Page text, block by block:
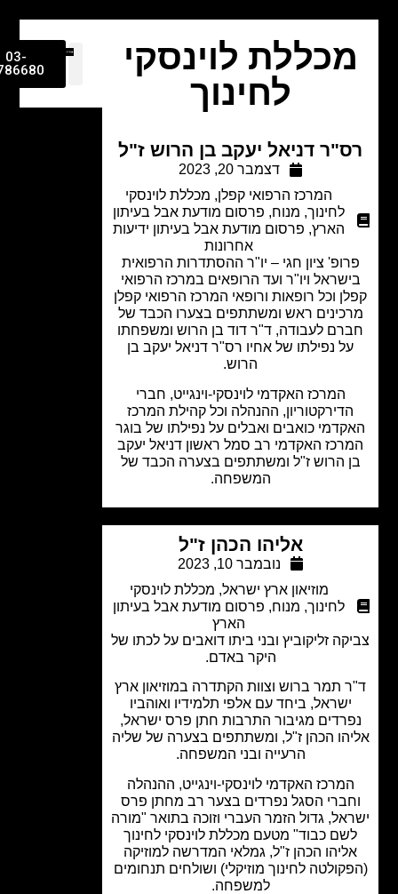
לוינסקי
לחינוך
דניאל יעקב בן הרוש ז"ל
דצמבר 20, 2023
המרכז הרפואי קפלן,מכללת לוינסקי
לחינוך
מנוח,פרסום מודעת אבל בעיתון
הארץ,
פרסום מודעת אבל בעיתון ידיעות
אחרונות
ציון חגי – יו"ר ההסתדרות הרפואית
ויו"ר ועד הרופאים במרכז הרפואי
וכל רופאות ורופאי המרכז הרפואי קפלן
ראש ומשתתפים בצערו הכבד של
לעבודה, ד"ר דוד בן הרוש ומשפחתו
נפילתו של אחיו רס"ר דניאל יעקב בן
המרכז האקדמי לוינסקי-וינגייט, חברי
ההנהלה וכל קהילת המרכז
כואבים ואבלים על נפילתו של בוגר
האקדמי רב סמל ראשון דניאל יעקב
הרוש ז"ל ומשתתפים בצערה הכבד של
המשפחה.
אליהו הכהן ז"ל
נובמבר 10, 2023
מוזיאון ארץ ישראל, מכללת לוינסקי
לחינוך
מנוח,פרסום מודעת אבל בעיתון
זליקוביץ ובני ביתו דואבים על לכתו של
היקר באדם.
תמר ברוש וצוות הקתדרה במוזיאון ארץ
ישראל, ביחד עם אלפי תלמידיו ואוהביו
מגיבור התרבות חתן פרס ישראל,
הכהן ז"ל, ומשתתפים בצערה של שליה
הרעייה ובני המשפחה.
האקדמי לוינסקי-וינגייט, ההנהלה
הסגל נפרדים בצער רב מחתן פרס
גדול הזמר העברי וזוכה בתואר "מורה
כבוד" מטעם מכללת לוינסקי לחינוך
הכהן ז"ל, גמלאי המדרשה למוזיקה
לחינוך מוזיקלי) ושולחים תנחומים
למשפחה.
03-
9786680